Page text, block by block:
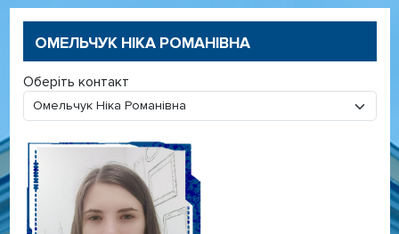
ОМЕЛЬЧУК НІКА РОМАНІВНА
Оберіть контакт